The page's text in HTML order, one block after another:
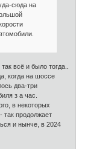
сюда на
всё и было тогда..
когда на шоссе
два-три
з а час.
в некоторых
так продолжает
и нынче, в 2024